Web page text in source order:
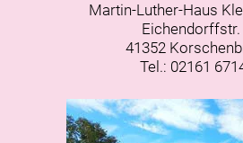
Martin-Luther-Haus
Eichendorffstr.
41352
Tel.: 02161